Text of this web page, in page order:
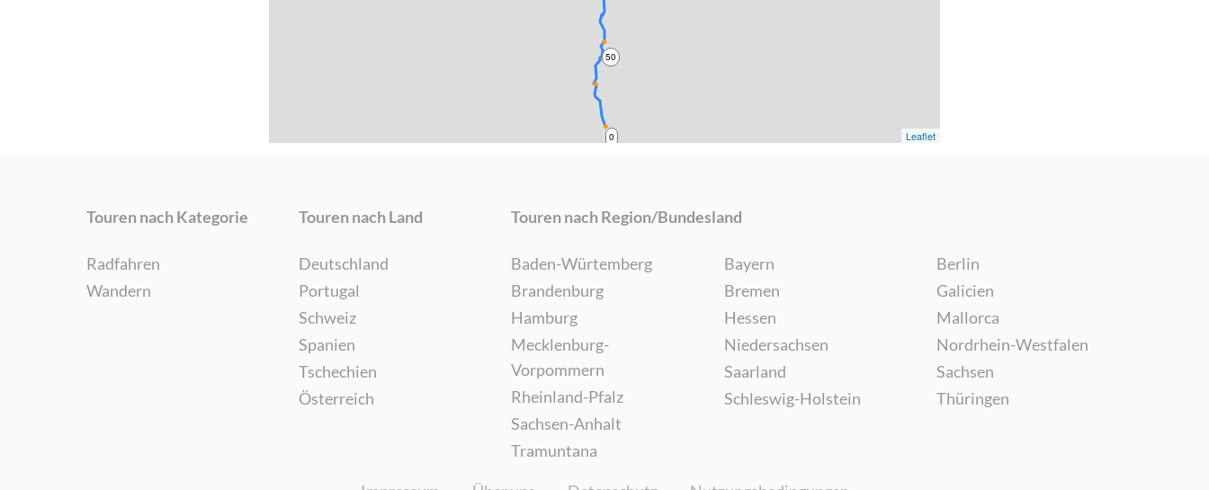
0
50
Leaflet
Touren nach Kategorie
Radfahren
Wandern
Touren nach Land
Deutschland
Portugal
Schweiz
Spanien
Tschechien
Österreich
Touren nach Region/Bundesland
Baden-Würtemberg
Brandenburg
Hamburg
Mecklenburg-
Vorpommern
Rheinland-Pfalz
Sachsen-Anhalt
Tramuntana
Bayern
Bremen
Hessen
Niedersachsen
Saarland
Schleswig-Holstein
Berlin
Galicien
Mallorca
Nordrhein-Westfalen
Sachsen
Thüringen